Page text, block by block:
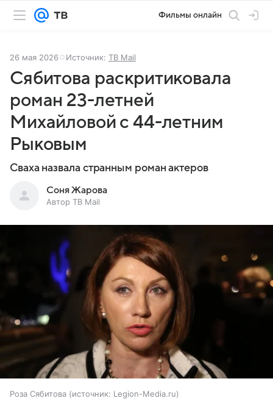
Фильмы онлайн
26 мая 2026 Источник: ТВ Mail
Сябитова раскритиковала
роман 23-летней
Михайловой с 44-летним
Рыковым
Сваха назвала странным роман актеров
Соня Жарова
Автор ТВ Mail
Роза Сябитова источник: Legion-Media.ru